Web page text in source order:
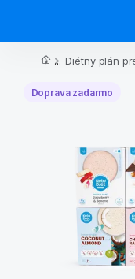
... Diétny plán
Doprava zadarmo